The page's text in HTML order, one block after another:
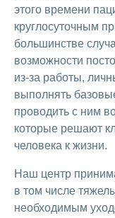
этого времени
круглосуточным
большинстве
возможности
из-за работы,
выполнять
проводить с ним
которые решают
человека к жизни.
Наш центр
в том числе
необходимым